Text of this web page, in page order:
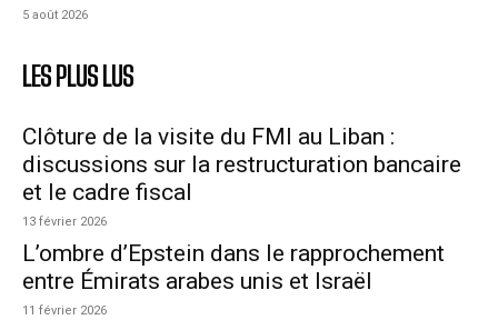
5 août 2026
LES PLUS LUS
Clôture de la visite du FMI au Liban :
discussions sur la restructuration bancaire
et le cadre fiscal
13 février 2026
L’ombre d’Epstein dans le rapprochement
entre Émirats arabes unis et Israël
11 février 2026